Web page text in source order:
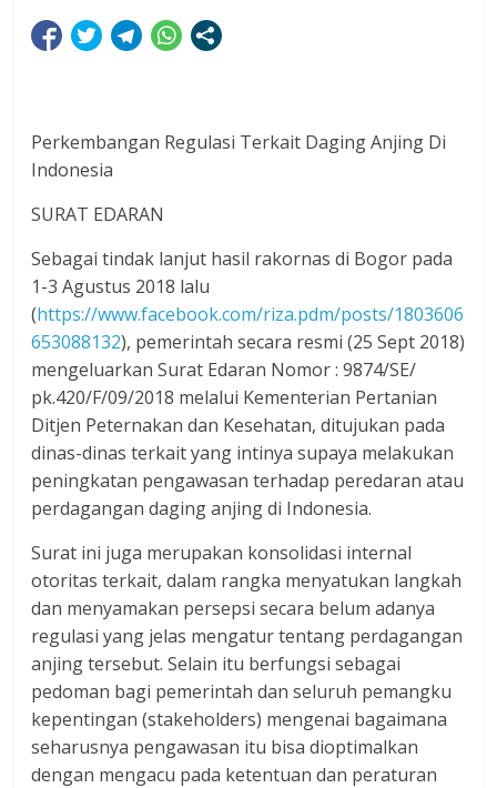
Perkembangan Regulasi Terkait Daging Anjing Di
Indonesia
SURAT EDARAN
Sebagai tindak lanjut hasil rakornas di Bogor pada
1-3 Agustus 2018 lalu
(https://www.facebook.com/riza.pdm/posts/1803606
653088132), pemerintah secara resmi (25 Sept 2018)
mengeluarkan Surat Edaran Nomor : 9874/SE/
pk.420/F/09/2018 melalui Kementerian Pertanian
Ditjen Peternakan dan Kesehatan, ditujukan pada
dinas-dinas terkait yang intinya supaya melakukan
peningkatan pengawasan terhadap peredaran atau
perdagangan daging anjing di Indonesia.
Surat ini juga merupakan konsolidasi internal
otoritas terkait, dalam rangka menyatukan langkah
dan menyamakan persepsi secara belum adanya
regulasi yang jelas mengatur tentang perdagangan
anjing tersebut. Selain itu berfungsi sebagai
pedoman bagi pemerintah dan seluruh pemangku
kepentingan (stakeholders) mengenai bagaimana
seharusnya pengawasan itu bisa dioptimalkan
dengan mengacu pada ketentuan dan peraturan